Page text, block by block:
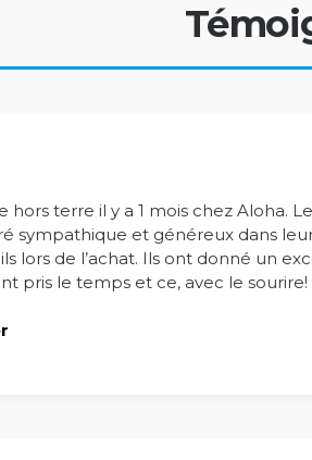
hors terre il y a 1 mois chez Aloha. Le
sympathique et généreux dans
lors de l’achat. Ils ont donné un
pris le temps et ce, avec le sourire!